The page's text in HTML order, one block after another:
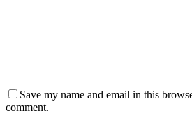
Save my name and email in this
comment.